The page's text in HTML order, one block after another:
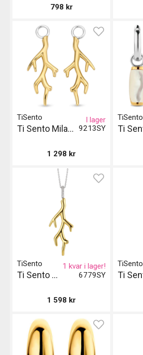
798 kr
9213SY
TiSento
Ti Sento Milano Earcharms
I lager
1 298 kr
TiSento
6779SY
TiSento
Ti Sento Milano Pendant
1 kvar i lager!
1 598 kr
TiSento